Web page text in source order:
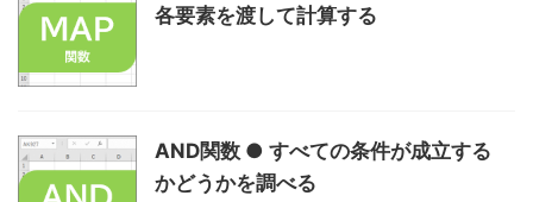
各要素を渡して計算する
AND関数 ● すべての条件が成立する
かどうかを調べる